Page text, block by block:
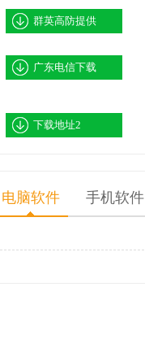
群英高防提供
广东电信下载
下载地址2
电脑软件 手机软件